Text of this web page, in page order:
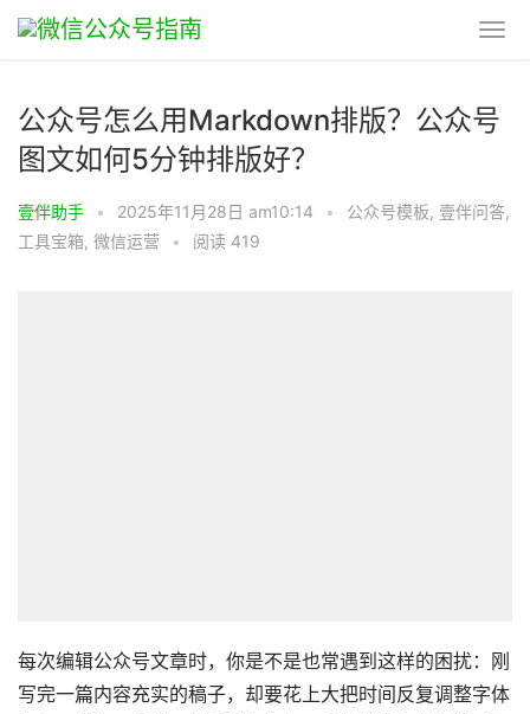
公众号怎么用Markdown排版？公众号
图文如何5分钟排版好？
壹伴助手 • 2025年11月28日 am10:14 • 公众号模板, 壹伴问答,
工具宝箱, 微信运营 • 阅读 419
每次编辑公众号文章时，你是不是也常遇到这样的困扰：刚
写完一篇内容充实的稿子，却要花上大把时间反复调整字体